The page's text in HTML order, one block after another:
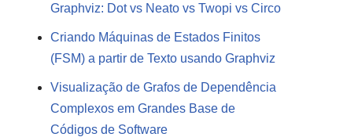
Graphviz: Dot vs Neato vs Twopi vs Circo
Criando Máquinas de Estados Finitos
(FSM) a partir de Texto usando Graphviz
Visualização de Grafos de Dependência
Complexos em Grandes Base de
Códigos de Software